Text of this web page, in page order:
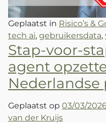
Geplaatst in Risico’s &
tech ai, gebruikersdata,
Stap-voor-
agent
Nederlandse
Geplaatst op 03/03/
van der Kruijs